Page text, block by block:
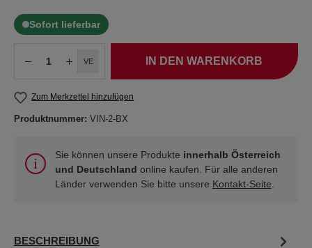
Sofort lieferbar
VE IN DEN WARENKORB
Zum Merkzettel hinzufügen
Produktnummer: VIN-2-BX
Sie können unsere Produkte innerhalb Österreich
und Deutschland online kaufen. Für alle anderen
Länder verwenden Sie bitte unsere Kontakt-Seite.
BESCHREIBUNG